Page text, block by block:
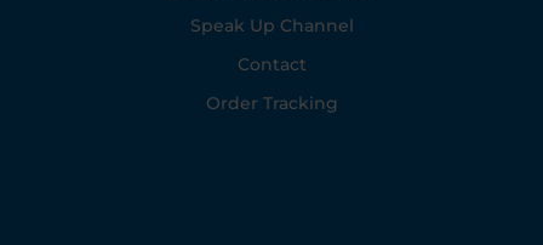
Speak Up Channel
Contact
Order Tracking